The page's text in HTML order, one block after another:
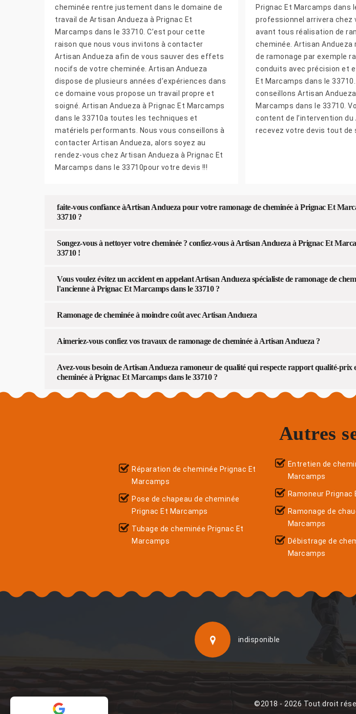
cheminée rentre justement dans le domaine de
travail de Artisan Andueza à Prignac Et
Marcamps dans le 33710. C’est pour cette
raison que nous vous invitons à contacter
Artisan Andueza afin de vous sauver des effets
nocifs de votre cheminée. Artisan Andueza
dispose de plusieurs années d’expériences dans
ce domaine vous propose un travail propre et
soigné. Artisan Andueza à Prignac Et Marcamps
dans le 33710a toutes les techniques et
matériels performants. Nous vous conseillons à
contacter Artisan Andueza, alors soyez au
rendez-vous chez Artisan Andueza à Prignac Et
Marcamps dans le 33710pour votre devis !!!
Prignac Et Marcamps dans
professionnel arrivera chez
avant tous réalisation de
cheminée. Artisan
de ramonage par exemple
conduits avec précision et
Et Marcamps dans le
conseillons Artisan
Marcamps dans le 33710.
content de l’intervention du
recevez votre devis tout de
faite-vous confiance àArtisan Andueza pour votre ramonage de cheminée à Prignac Et
33710 ?
Songez-vous à nettoyer votre cheminée ? confiez-vous à Artisan Andueza à Prignac Et
33710 !
Vous voulez évitez un accident en appelant Artisan Andueza spécialiste de ramonage de
l'ancienne à Prignac Et Marcamps dans le 33710 ?
Ramonage de cheminée à moindre coût avec Artisan Andueza
Aimeriez-vous confiez vos travaux de ramonage de cheminée à Artisan Andueza ?
Avez-vous besoin de Artisan Andueza ramoneur de qualité qui respecte rapport qualité-prix
cheminée à Prignac Et Marcamps dans le 33710 ?
Autres
Réparation de cheminée Prignac Et
Marcamps
Pose de chapeau de cheminée
Prignac Et Marcamps
Tubage de cheminée Prignac Et
Marcamps
Entretien de
Marcamps
Ramoneur Prignac
Ramonage de
Marcamps
Débistrage de
Marcamps
indisponible
©2018 - 2026 Tout droit